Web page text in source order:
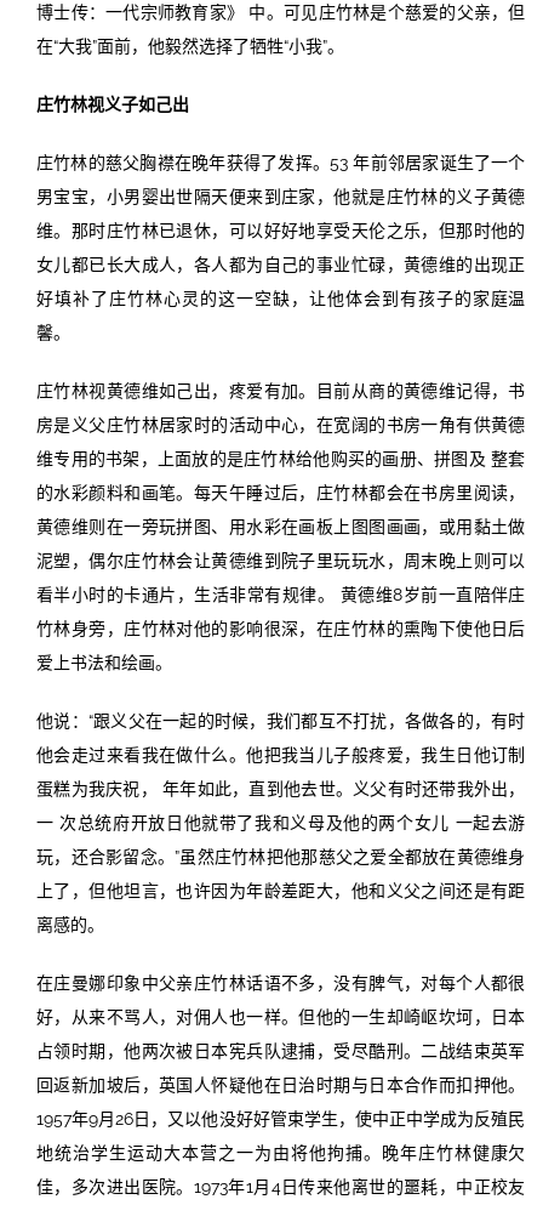
博士传：一代宗师教育家》 中。可见庄竹林是个慈爱的父亲，但
在“大我”面前，他毅然选择了牺牲“小我”。
庄竹林视义子如己出
庄竹林的慈父胸襟在晚年获得了发挥。53 年前邻居家诞生了一个
男宝宝，小男婴出世隔天便来到庄家，他就是庄竹林的义子黄德
维。那时庄竹林已退休，可以好好地享受天伦之乐，但那时他的
女儿都已长大成人，各人都为自己的事业忙碌，黄德维的出现正
好填补了庄竹林心灵的这一空缺，让他体会到有孩子的家庭温
馨。
庄竹林视黄德维如己出，疼爱有加。目前从商的黄德维记得，书
房是义父庄竹林居家时的活动中心，在宽阔的书房一角有供黄德
维专用的书架，上面放的是庄竹林给他购买的画册、拼图及 整套
的水彩颜料和画笔。每天午睡过后，庄竹林都会在书房里阅读，
黄德维则在一旁玩拼图、用水彩在画板上图图画画，或用黏土做
泥塑，偶尔庄竹林会让黄德维到院子里玩玩水，周末晚上则可以
看半小时的卡通片，生活非常有规律。 黄德维8岁前一直陪伴庄
竹林身旁，庄竹林对他的影响很深，在庄竹林的熏陶下使他日后
爱上书法和绘画。
他说：“跟义父在一起的时候，我们都互不打扰，各做各的，有时
他会走过来看我在做什么。他把我当儿子般疼爱，我生日他订制
蛋糕为我庆祝， 年年如此，直到他去世。义父有时还带我外出，
一 次总统府开放日他就带了我和义母及他的两个女儿 一起去游
玩，还合影留念。”虽然庄竹林把他那慈父之爱全都放在黄德维身
上了，但他坦言，也许因为年龄差距大，他和义父之间还是有距
离感的。
在庄曼娜印象中父亲庄竹林话语不多，没有脾气，对每个人都很
好，从来不骂人，对佣人也一样。但他的一生却崎岖坎坷，日本
占领时期，他两次被日本宪兵队逮捕，受尽酷刑。二战结束英军
回返新加坡后，英国人怀疑他在日治时期与日本合作而扣押他。
1957年9月26日，又以他没好好管束学生，使中正中学成为反殖民
地统治学生运动大本营之一为由将他拘捕。晚年庄竹林健康欠
佳，多次进出医院。1973年1月4日传来他离世的噩耗，中正校友